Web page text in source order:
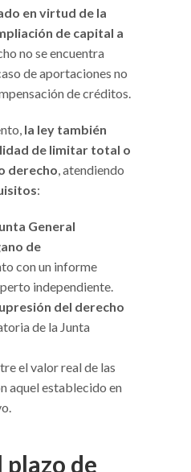
en virtud de la
de capital a
no se encuentra
de aportaciones no
de créditos.
la ley también
de limitar total o
derecho, atendiendo
:
General
de
con un informe
independiente.
del derecho
de la Junta
el valor real de las
aquel establecido en
plazo de